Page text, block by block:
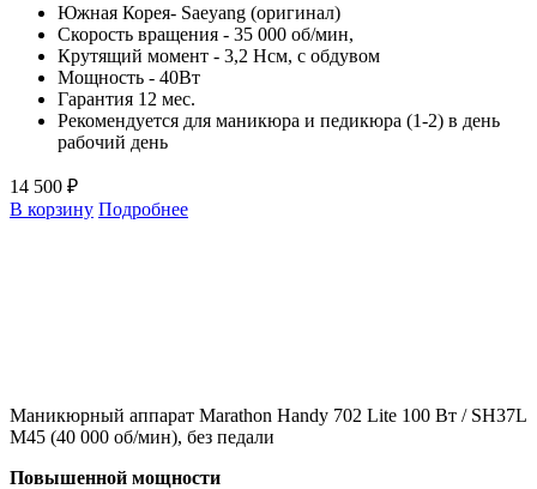
Южная Корея- Saeyang (оригинал)
Скорость вращения - 35 000 об/мин,
Крутящий момент - 3,2 Нсм, с обдувом
Мощность - 40Вт
Гарантия 12 мес.
Рекомендуется для маникюра и педикюра (1-2) в день
рабочий день
14 500 ₽
В корзину Подробнее
Маникюрный аппарат Marathon Handy 702 Lite 100 Вт / SH37L
M45 (40 000 об/мин), без педали
Повышенной мощности